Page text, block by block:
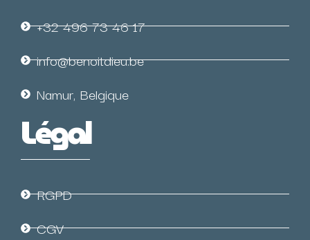
+32 496 73 46 17
info@benoitdieu.be
Namur, Belgique
Légal
RGPD
CGV